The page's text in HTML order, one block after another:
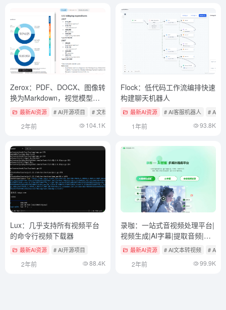
Zerox：PDF、DOCX、图像转
换为Markdown，视觉模型高
精度OCR
最新AI资源 # AI开源项目 # 文档提取与清洗
2年前 104.1K
Flock：低代码工作流编排快速
构建聊天机器人
最新AI资源 # AI客服机器人 # AI开
1年前 93.8K
Lux：几乎支持所有视频平台
的命令行视频下载器
最新AI资源 # AI开源项目
2年前 88.4K
录咖：一站式音视频处理平台|
视频生成|AI字幕|提取音频|语
音转文字
最新AI资源 # AI文本转视频 # AI文
2年前 99.9K